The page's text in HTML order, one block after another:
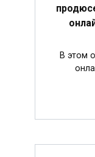
В этом